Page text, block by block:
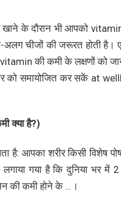
के दौरान भी आपको
अलग चीजों की जरूरत होती
की कमी के लक्षणों को
को समायोजित कर सकें at
क्या है?)
है: आपका शरीर किसी विशेष
गया है कि दुनिया भर में 2
की कमी होने के …।